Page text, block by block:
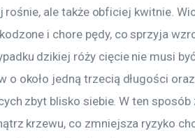
ale także obficiej kwitnie.
i chore pędy, co sprzyja
dzikiej róży cięcie nie musi
o około jedną trzecią długości
zbyt blisko siebie. W ten
krzewu, co zmniejsza ryzyko